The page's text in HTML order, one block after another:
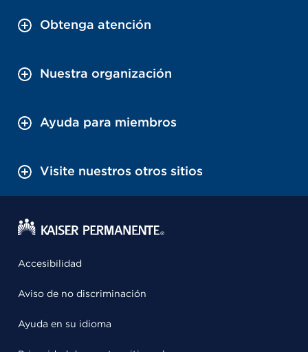
Obtenga atención
Nuestra organización
Ayuda para miembros
Visite nuestros otros sitios
Accesibilidad
Aviso de no discriminación
Ayuda en su idioma